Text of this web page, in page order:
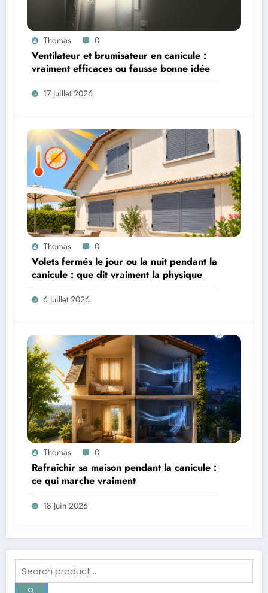
Thomas 0
Ventilateur et brumisateur en canicule :
vraiment efficaces ou fausse bonne idée
17 Juillet 2026
Thomas 0
Volets fermés le jour ou la nuit pendant la
canicule : que dit vraiment la physique
6 Juillet 2026
Thomas 0
Rafraîchir sa maison pendant la canicule :
ce qui marche vraiment
18 Juin 2026